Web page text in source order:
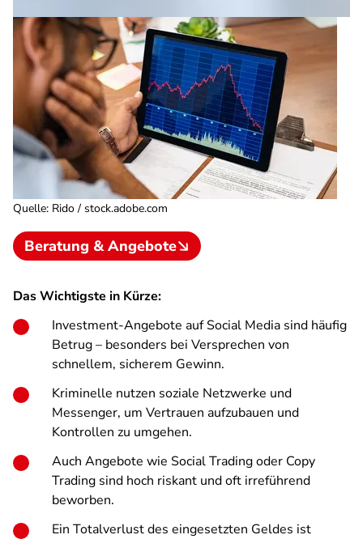
Quelle: Rido / stock.adobe.com
Beratung & Angebote
Das Wichtigste in Kürze:
Investment-Angebote auf Social Media sind häufig
Betrug – besonders bei Versprechen von
schnellem, sicherem Gewinn.
Kriminelle nutzen soziale Netzwerke und
Messenger, um Vertrauen aufzubauen und
Kontrollen zu umgehen.
Auch Angebote wie Social Trading oder Copy
Trading sind hoch riskant und oft irreführend
beworben.
Ein Totalverlust des eingesetzten Geldes ist